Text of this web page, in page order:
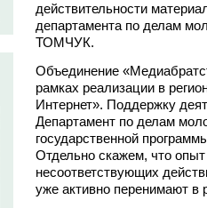
действительности
департамента по делам
ТОМЧУК.
Объединение
рамках реализации в
Интернет». Поддержку
Департамент по делам
государственной
Отдельно скажем, что
несоответствующих
уже активно перенимают в